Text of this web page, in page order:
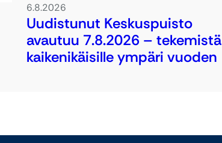
6.8.2026
Uudistunut Keskuspuisto
avautuu 7.8.2026 – tekemistä
kaikenikäisille ympäri vuoden